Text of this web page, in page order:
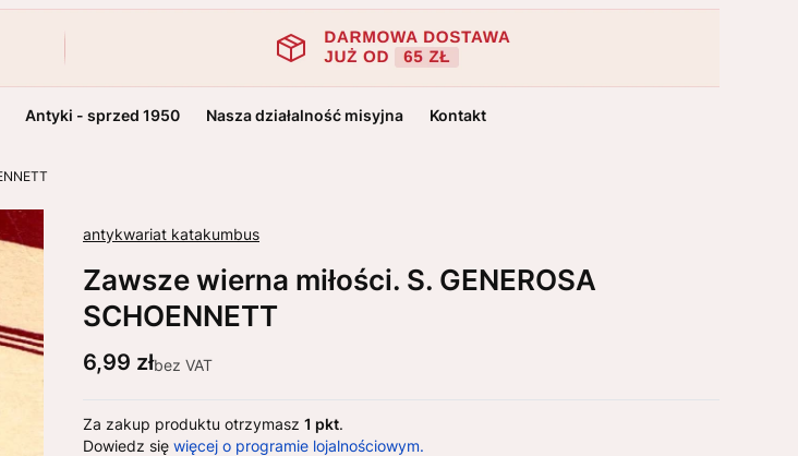
Antyki - sprzed 1950 Nasza działalność misyjna Kontakt
antykwariat katakumbus
Zawsze wierna miłości. S. GENEROSA
SCHOENNETT
Cena
6,99 złbez VAT
Za zakup produktu otrzymasz 1 pkt.
Dowiedz się więcej o programie lojalnościowym.